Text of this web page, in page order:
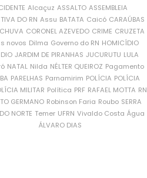
Alcaçuz ASSALTO ASSEMBLEIA
DO RN Assu BATATA Caicó CARAÚBAS
CORONEL AZEVEDO CRIME CRUZETA
novos Dilma Governo do RN HOMICÍDIO
JARDIM DE PIRANHAS JUCURUTU LULA
NATAL Nilda NÉLTER QUEIROZ Pagamento
PARELHAS Parnamirim POLÍCIA POLÍCIA
MILITAR Política PRF RAFAEL MOTTA RN
GERMANO Robinson Faria Roubo SERRA
NORTE Temer UFRN Vivaldo Costa Água
ÁLVARO DIAS